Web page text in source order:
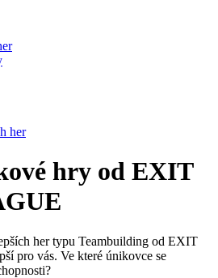
her
hry od EXIT
her typu Teambuilding od EXIT
pro vás. Ve které únikovce se